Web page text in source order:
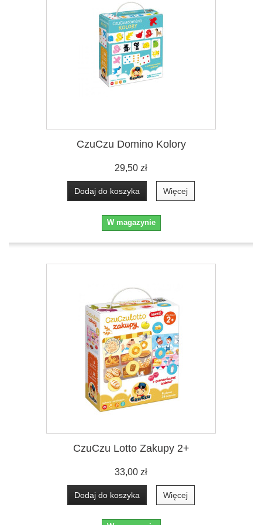
CzuCzu Domino Kolory
29,50 zł
Dodaj do koszyka Więcej
W magazynie
CzuCzu Lotto Zakupy 2+
33,00 zł
Dodaj do koszyka Więcej